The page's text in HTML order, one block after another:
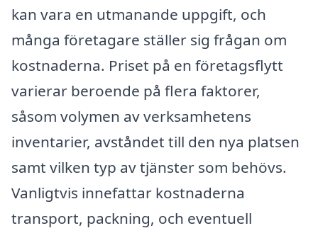
kan vara en utmanande uppgift, och
många företagare ställer sig frågan om
kostnaderna. Priset på en företagsflytt
varierar beroende på flera faktorer,
såsom volymen av verksamhetens
inventarier, avståndet till den nya platsen
samt vilken typ av tjänster som behövs.
Vanligtvis innefattar kostnaderna
transport, packning, och eventuell